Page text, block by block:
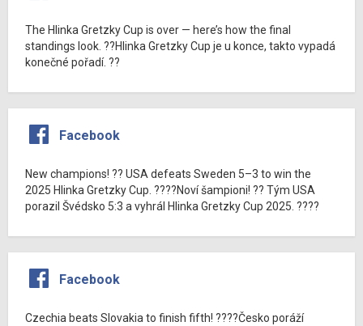
The Hlinka Gretzky Cup is over — here’s how the final
standings look. ??Hlinka Gretzky Cup je u konce, takto vypadá
konečné pořadí. ??
Facebook
New champions! ?? USA defeats Sweden 5–3 to win the
2025 Hlinka Gretzky Cup. ????Noví šampioni! ?? Tým USA
porazil Švédsko 5:3 a vyhrál Hlinka Gretzky Cup 2025. ????
Facebook
Czechia beats Slovakia to finish fifth! ????Česko poráží